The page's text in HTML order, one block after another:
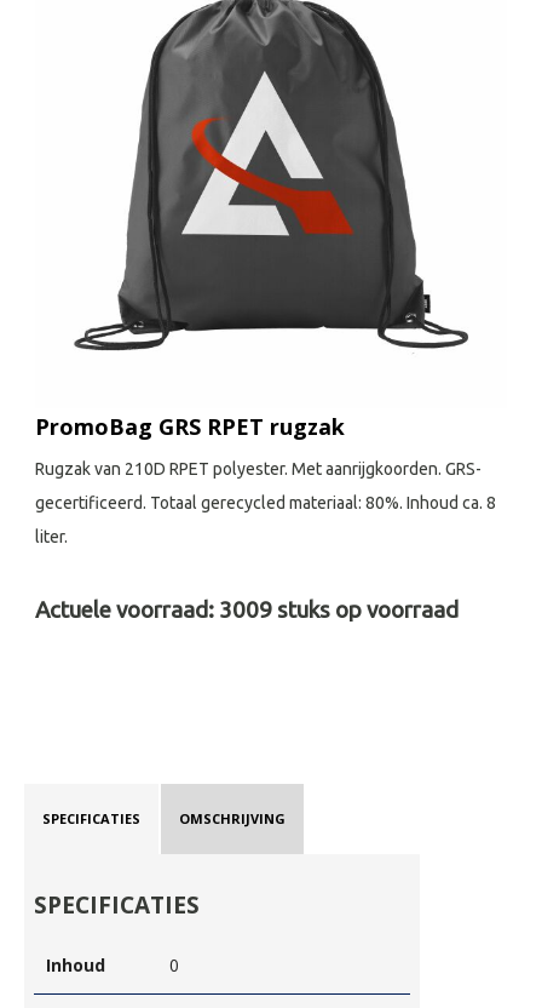
PromoBag GRS RPET rugzak
Rugzak van 210D RPET polyester. Met aanrijgkoorden. GRS-
gecertificeerd. Totaal gerecycled materiaal: 80%. Inhoud ca. 8
liter.
Actuele voorraad: 3009 stuks op voorraad
SPECIFICATIES OMSCHRIJVING
SPECIFICATIES
Inhoud 0